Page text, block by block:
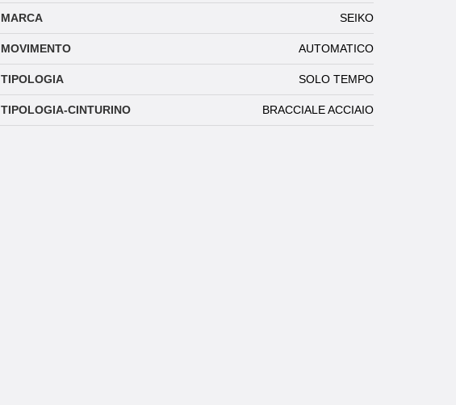
MARCA SEIKO
MOVIMENTO AUTOMATICO
TIPOLOGIA SOLO TEMPO
TIPOLOGIA-CINTURINO BRACCIALE ACCIAIO